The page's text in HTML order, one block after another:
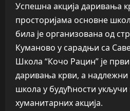
Успешна акција даривања
просторијама основне
била је организована од
Куманово у сарадњи са
Школа “Кочо Рацин” је
даривања крви, а надлежни
школа у будућности
хуманитарних акција.